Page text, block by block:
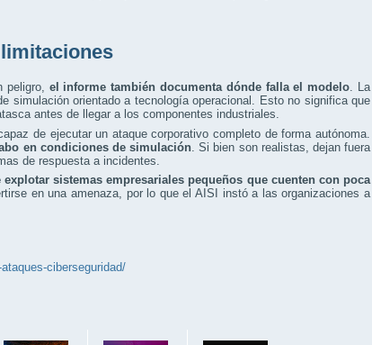
peligro, el informe también documenta dónde falla el modelo. La
simulación orientado a tecnología operacional. Esto no significa que
antes de llegar a los componentes industriales.
de ejecutar un ataque corporativo completo de forma autónoma.
en condiciones de simulación . Si bien son realistas, dejan fuera
de respuesta a incidentes.
explotar sistemas empresariales pequeños que cuenten con poca
en una amenaza, por lo que el AISI instó a las organizaciones a
ciberseguridad/